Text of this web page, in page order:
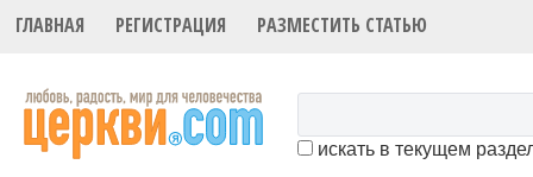
ГЛАВНАЯ РЕГИСТРАЦИЯ РАЗМЕСТИТЬ СТАТЬЮ
искать в текущем